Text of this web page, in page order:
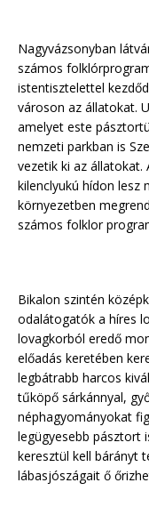
Nagyvázsonyban
számos
istentisztelettel
városon az állatokat.
amelyet este
nemzeti parkban is
vezetik ki az állatokat.
kilenclyukú hídon lesz
környezetben
számos folklor
Bikalon szintén
odalátogatók a híres
lovagkorból eredő
előadás keretében
legbátrabb harcos
tűköpő sárkánnyal,
néphagyományokat
legügyesebb pásztort
keresztül kell bárányt
lábasjószágait ő